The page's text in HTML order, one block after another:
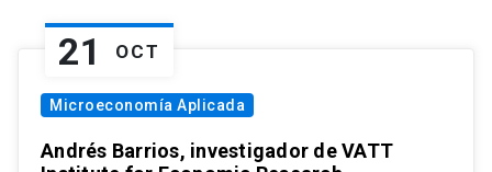
21 OCT
Microeconomía Aplicada
Andrés Barrios, investigador de VATT